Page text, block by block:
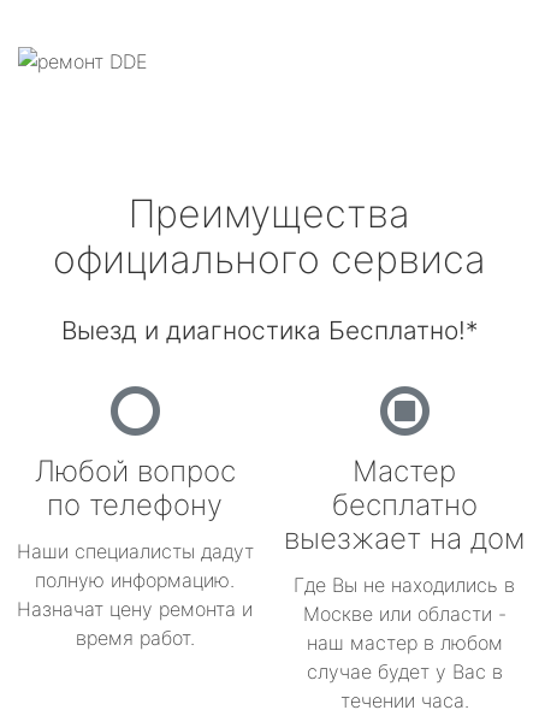
Преимущества
официального сервиса
Выезд и диагностика Бесплатно!*
Любой вопрос
по телефону
Наши специалисты дадут
полную информацию.
Назначат цену ремонта и
время работ.
Мастер
бесплатно
выезжает на дом
Где Вы не находились в
Москве или области -
наш мастер в любом
случае будет у Вас в
течении часа.